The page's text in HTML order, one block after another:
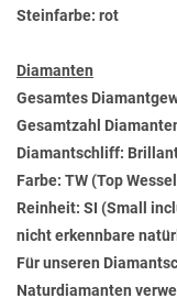
Steinfarbe: rot
Diamanten
Gesamtes
Gesamtzahl
Diamantschliff:
Farbe: TW (Top
Reinheit: SI (Small
nicht erkennbare
Für unseren
Naturdiamanten